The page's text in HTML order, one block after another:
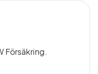
Försäkring.